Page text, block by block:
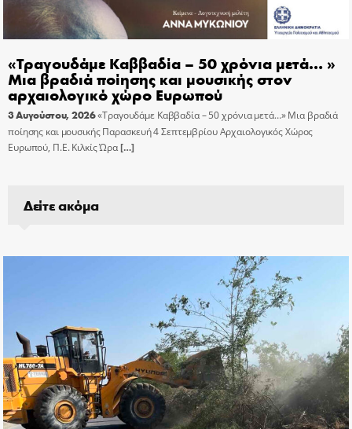
«Τραγουδάμε Καββαδία – 50 χρόνια μετά… »
Μια βραδιά ποίησης και μουσικής στον
αρχαιολογικό χώρο Ευρωπού
3 Αυγούστου, 2026«Τραγουδάμε Καββαδία – 50 χρόνια μετά…» Μια βραδιά
ποίησης και μουσικής Παρασκευή 4 Σεπτεμβρίου Αρχαιολογικός Χώρος
Ευρωπού, Π.Ε. Κιλκίς Ώρα[…]
Δείτε ακόμα